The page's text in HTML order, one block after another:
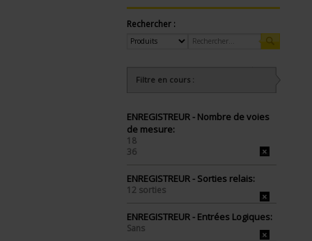
Rechercher :
Filtre en cours :
ENREGISTREUR - Nombre de voies
de mesure:
18
36
ENREGISTREUR - Sorties relais:
12 sorties
ENREGISTREUR - Entrées Logiques:
Sans